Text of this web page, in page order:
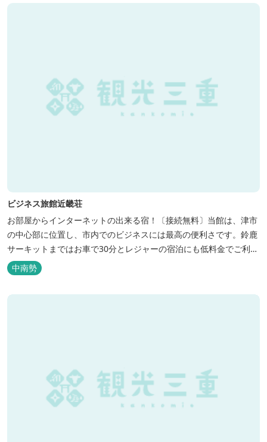
ビジネス旅館近畿荘
お部屋からインターネットの出来る宿！〔接続無料〕当館は、津市
の中心部に位置し、市内でのビジネスには最高の便利さです。鈴鹿
サーキットまではお車で30分とレジャーの宿泊にも低料金でご利用
いただけます。
中南勢